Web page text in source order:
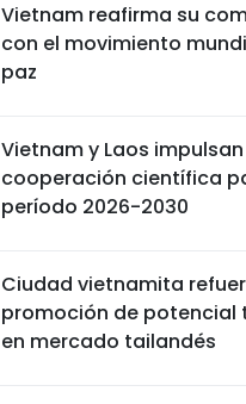
Vietnam reafirma su
con el movimiento
paz
Vietnam y Laos
cooperación científica
período 2026-2030
Ciudad vietnamita
promoción de potencial
en mercado tailandés